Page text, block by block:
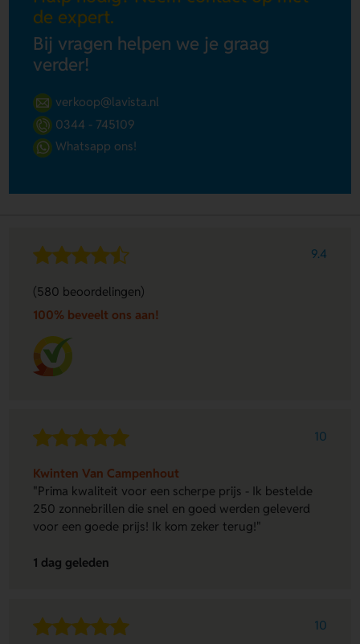
de expert.
Bij vragen helpen we je graag
verder!
verkoop@lavista.nl
0344 - 745109
Whatsapp ons!
9.4
(580 beoordelingen)
100% beveelt ons aan!
10
Kwinten Van Campenhout
"Prima kwaliteit voor een scherpe prijs - Ik bestelde
250 zonnebrillen die snel en goed werden geleverd
voor een goede prijs! Ik kom zeker terug!"
1 dag geleden
10